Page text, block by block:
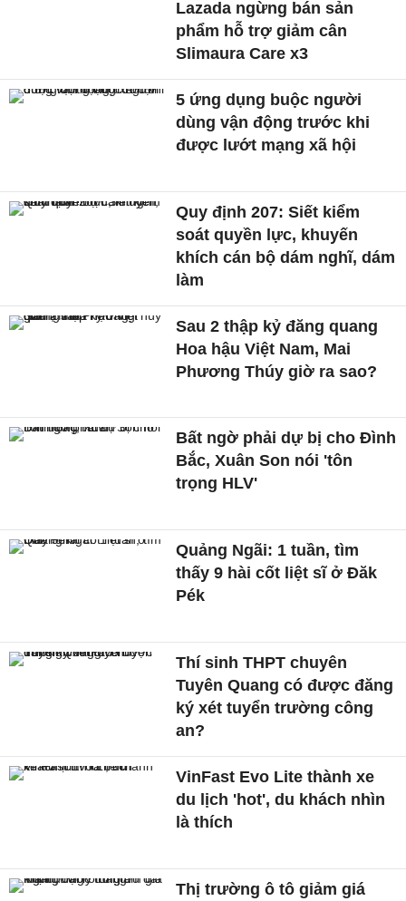
Lazada ngừng bán sản
phẩm hỗ trợ giảm cân
Slimaura Care x3
5 ứng dụng buộc người
dùng vận động trước khi
được lướt mạng xã hội
Quy định 207: Siết kiểm
soát quyền lực, khuyến
khích cán bộ dám nghĩ, dám
làm
Sau 2 thập kỷ đăng quang
Hoa hậu Việt Nam, Mai
Phương Thúy giờ ra sao?
Bất ngờ phải dự bị cho Đình
Bắc, Xuân Son nói 'tôn
trọng HLV'
Quảng Ngãi: 1 tuần, tìm
thấy 9 hài cốt liệt sĩ ở Đăk
Pék
Thí sinh THPT chuyên
Tuyên Quang có được đăng
ký xét tuyển trường công
an?
VinFast Evo Lite thành xe
du lịch 'hot', du khách nhìn
là thích
Thị trường ô tô giảm giá